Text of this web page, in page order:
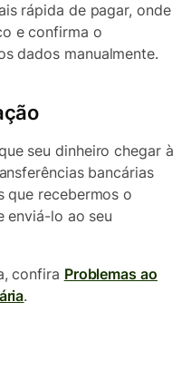
rápida de pagar, onde
e confirma o
dados manualmente.
seu dinheiro chegar à
bancárias
que recebermos o
enviá-lo ao seu
confira Problemas ao
.